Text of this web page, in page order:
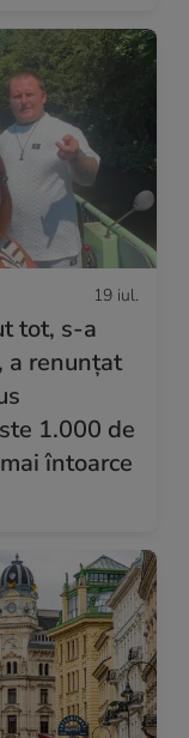
19 iul.
tot, s-a
a renunțat
1.000 de
întoarce